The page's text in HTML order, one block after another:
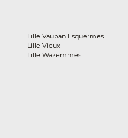
Lille Vauban Esquermes
Lille Vieux
Lille Wazemmes